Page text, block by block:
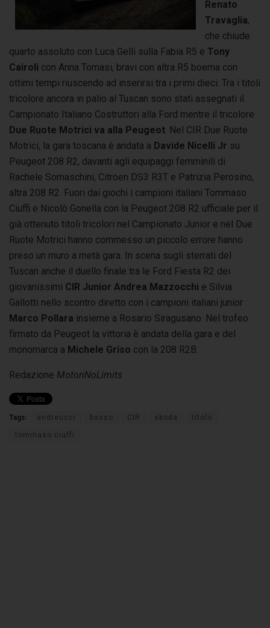
Renato
Travaglia,
che chiude
quarto assoluto con Luca Gelli sulla Fabia R5 e Tony
Cairoli con Anna Tomasi, bravi con altra R5 boema con
ottimi tempi riuscendo ad inserirsi tra i primi dieci. Tra i titoli
tricolore ancora in palio al Tuscan sono stati assegnati il
Campionato Italiano Costruttori alla Ford mentre il tricolore
Due Ruote Motrici va alla Peugeot . Nel CIR Due Ruote
Motrici, la gara toscana è andata a Davide Nicelli Jr su
Peugeot 208 R2, davanti agli equipaggi femminili di
Rachele Somaschini, Citroen DS3 R3T e Patrizia Perosino,
altra 208 R2. Fuori dai giochi i campioni italiani Tommaso
Ciuffi e Nicolò Gonella con la Peugeot 208 R2 ufficiale per il
già ottenuto titoli tricolori nel Campionato Junior e nel Due
Ruote Motrici hanno commesso un piccolo errore hanno
preso un muro a metà gara. In scena sugli sterrati del
Tuscan anche il duello finale tra le Ford Fiesta R2 dei
giovanissimi CIR Junior Andrea Mazzocchi e Silvia
Gallotti nello scontro diretto con i campioni italiani junior
Marco Pollara insieme a Rosario Siragusano. Nel trofeo
firmato da Peugeot la vittoria è andata della gara e del
monomarca a Michele Griso con la 208 R2B.
Redazione MotoriNoLimits
Tags: andreucci basso CIR skoda titolo
tommaso ciuffi